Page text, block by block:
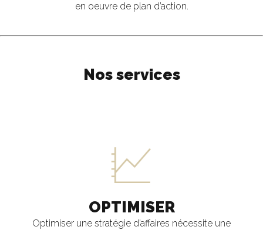
en oeuvre de plan d’action.
Nos services
OPTIMISER
Optimiser une stratégie d’affaires nécessite une